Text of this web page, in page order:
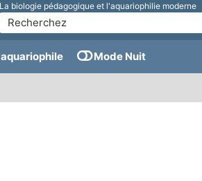
La biologie pédagogique et l'aquariophilie moderne
Mode Nuit